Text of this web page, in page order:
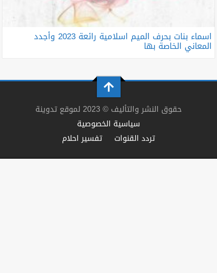
اسماء بنات بحرف الميم اسلامية رائعة 2023 وأجدد
المعاني الخاصة بها
حقوق النشر والتأليف © 2023 لموقع تدوينة
سياسية الخصوصية
تردد القنوات
تفسير احلام